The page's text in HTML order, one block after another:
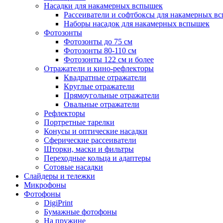
Насадки для накамерных вспышек
Рассеиватели и софтбоксы для накамерных
Наборы насадок для накамерных вспышек
Фотозонты
Фотозонты до 75 см
Фотозонты 80-110 см
Фотозонты 122 см и более
Отражатели и кино-рефлекторы
Квадратные отражатели
Круглые отражатели
Прямоугольные отражатели
Овальные отражатели
Рефлекторы
Портретные тарелки
Конусы и оптические насадки
Сферические рассеиватели
Шторки, маски и фильтры
Переходные кольца и адаптеры
Сотовые насадки
Слайдеры и тележки
Микрофоны
Фотофоны
DigiPrint
Бумажные фотофоны
На пружине